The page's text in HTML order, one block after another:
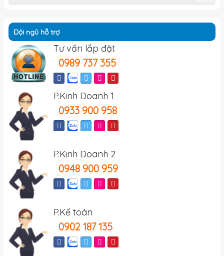
Đội ngũ hỗ trợ
Tư vấn lắp đặt
0989 737 355
P.Kinh Doanh 1
0933 900 958
P.Kinh Doanh 2
0948 900 959
P.Kế toán
0902 187 135